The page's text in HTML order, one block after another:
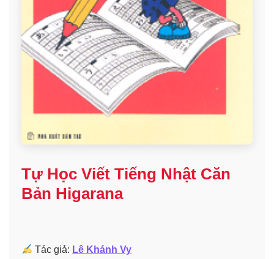
Tự Học Viết Tiếng Nhật Căn
Bản Higarana
Tác giả: Lê Khánh Vy